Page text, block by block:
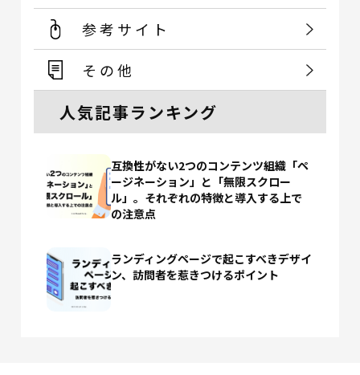
参考サイト
その他
人気記事ランキング
互換性がない2つのコンテンツ組織「ペ
ージネーション」と「無限スクロー
ル」。それぞれの特徴と導入する上で
の注意点
ランディングページで起こすべきデザイ
ン、訪問者を惹きつけるポイント